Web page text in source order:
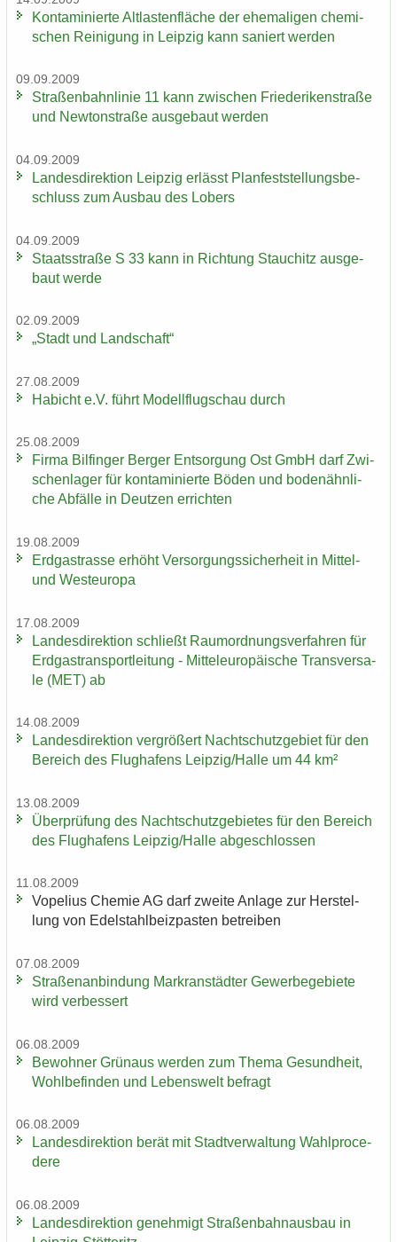
Kon­ta­mi­nier­te Alt­las­ten­flä­che der ehe­ma­li­gen che­mi­
schen Rei­ni­gung in Leip­zig kann sa­niert wer­den
09.09.2009
Stra­ßen­bahn­li­nie 11 kann zwi­schen Frie­de­ri­ken­stra­ße
und New­ton­stra­ße aus­ge­baut wer­den
04.09.2009
Lan­des­di­rek­ti­on Leip­zig er­lässt Plan­fest­stel­lungs­be­
schluss zum Aus­bau des Lobers
04.09.2009
Staats­stra­ße S 33 kann in Rich­tung Stau­chitz aus­ge­
baut werde
02.09.2009
„Stadt und Land­schaft“
27.08.2009
Ha­bicht e.V. führt Mo­dell­flug­schau durch
25.08.2009
Firma Bil­fin­ger Ber­ger Ent­sor­gung Ost GmbH darf Zwi­
schen­la­ger für kon­ta­mi­nier­te Böden und bo­den­ähn­li­
che Ab­fäl­le in Deut­zen er­rich­ten
19.08.2009
Erd­gas­tras­se er­höht Ver­sor­gungs­si­cher­heit in Mittel-​
und West­eu­ro­pa
17.08.2009
Lan­des­di­rek­ti­on schließt Raum­ord­nungs­ver­fah­ren für
Erd­gas­trans­port­lei­tung - Mit­tel­eu­ro­päi­sche Trans­ver­sa­
le (MET) ab
14.08.2009
Lan­des­di­rek­ti­on ver­grö­ßert Nacht­schutz­ge­biet für den
Be­reich des Flug­ha­fens Leip­zig/Halle um 44 km²
13.08.2009
Über­prü­fung des Nacht­schutz­ge­bie­tes für den Be­reich
des Flug­ha­fens Leip­zig/Halle ab­ge­schlos­sen
11.08.2009
Vo­pe­li­us Che­mie AG darf zwei­te An­la­ge zur Her­stel­
lung von Edel­stahl­beiz­pas­ten be­trei­ben
07.08.2009
Stra­ßen­an­bin­dung Markran­städ­ter Ge­wer­be­ge­bie­te
wird ver­bes­sert
06.08.2009
Be­woh­ner Grün­aus wer­den zum Thema Ge­sund­heit,
Wohl­be­fin­den und Le­bens­welt be­fragt
06.08.2009
Lan­des­di­rek­ti­on berät mit Stadt­ver­wal­tung Wahlpro­ce­
de­re
06.08.2009
Lan­des­di­rek­ti­on ge­neh­migt Stra­ßen­bahn­aus­bau in